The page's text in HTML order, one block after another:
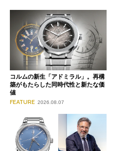
コルムの新生「アドミラル」。再構
築がもたらした同時代性と新たな価
値
FEATURE 2026.08.07